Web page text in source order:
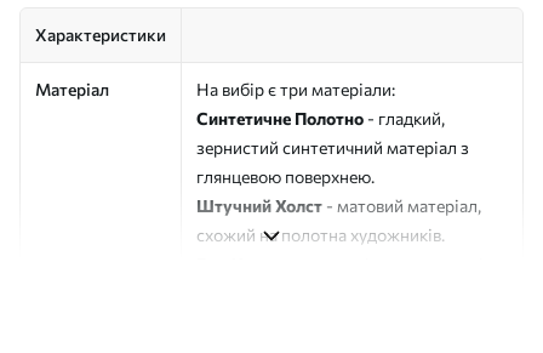
Характеристики
Матеріал
На вибір є три матеріали:
Синтетичне Полотно - гладкий,
зернистий синтетичний матеріал з
глянцевою поверхнею.
Штучний Холст - матовий матеріал,
схожий на полотна художників.